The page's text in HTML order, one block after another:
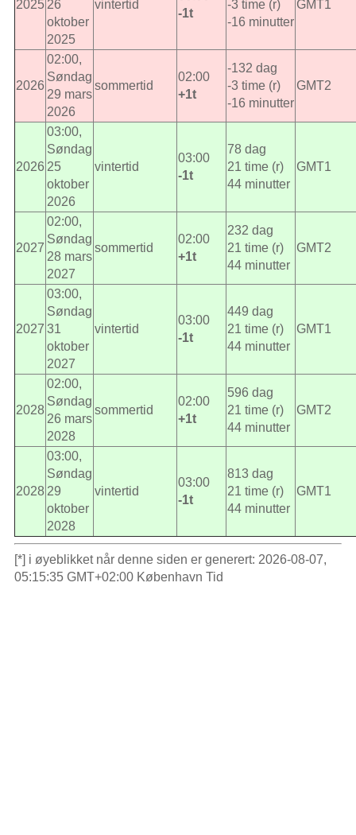
2025 26
oktober
2025
vintertid
-1t
-3 time (r)
-16 minutter
GMT1
2026
02:00,
Søndag
29 mars
2026
sommertid
02:00
+1t
-132 dag
-3 time (r)
-16 minutter
GMT2
2026
03:00,
Søndag
25
oktober
2026
vintertid
03:00
-1t
78 dag
21 time (r)
44 minutter
GMT1
2027
02:00,
Søndag
28 mars
2027
sommertid
02:00
+1t
232 dag
21 time (r)
44 minutter
GMT2
2027
03:00,
Søndag
31
oktober
2027
vintertid
03:00
-1t
449 dag
21 time (r)
44 minutter
GMT1
2028
02:00,
Søndag
26 mars
2028
sommertid
02:00
+1t
596 dag
21 time (r)
44 minutter
GMT2
2028
03:00,
Søndag
29
oktober
2028
vintertid
03:00
-1t
813 dag
21 time (r)
44 minutter
GMT1
[*] i øyeblikket når denne siden er generert: 2026-08-07,
05:15:35 GMT+02:00 København Tid